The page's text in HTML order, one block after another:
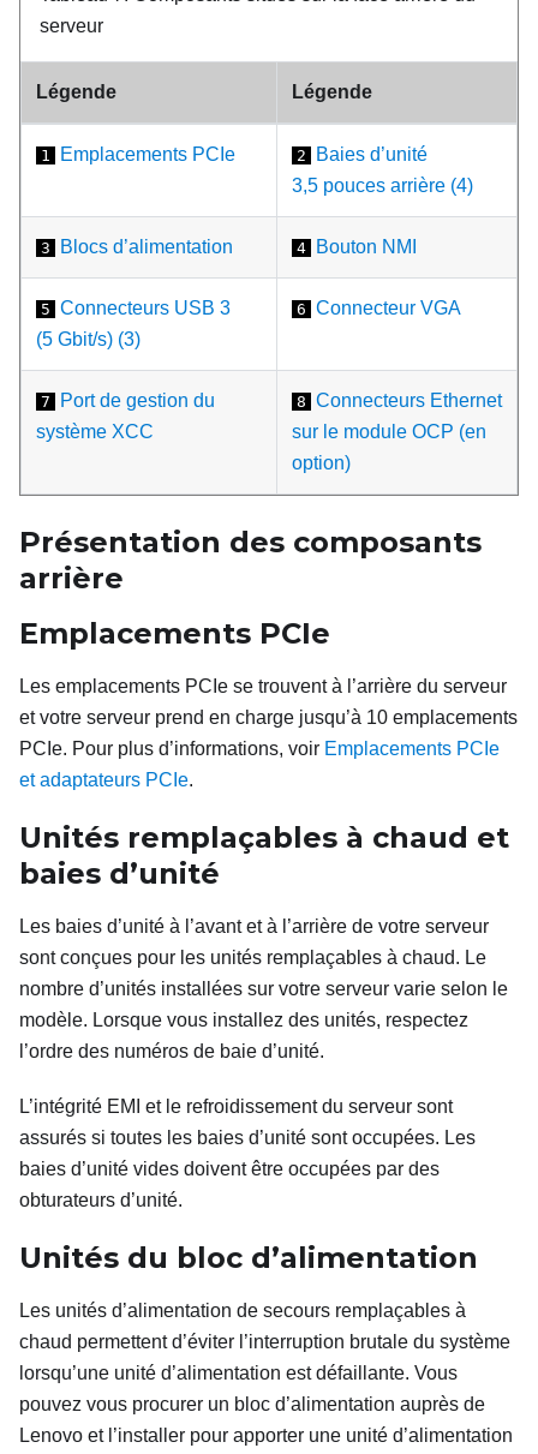
serveur
Légende Légende
1 Emplacements PCIe 2
Baies d’unité
3,5 pouces arrière (4)
3 Blocs d’alimentation 4 Bouton NMI
5 Connecteurs USB 3
(5 Gbit/s) (3)
6 Connecteur VGA
7
Port de gestion du
système XCC
8 Connecteurs Ethernet
sur le module OCP (en
option)
Présentation des composants
arrière
Emplacements PCIe
Les emplacements PCIe se trouvent à l’arrière du serveur
et votre serveur prend en charge jusqu’à 10 emplacements
PCIe. Pour plus d’informations, voir Emplacements PCIe
et adaptateurs PCIe.
Unités remplaçables à chaud et
baies d’unité
Les baies d’unité à l’avant et à l’arrière de votre serveur
sont conçues pour les unités remplaçables à chaud. Le
nombre d’unités installées sur votre serveur varie selon le
modèle. Lorsque vous installez des unités, respectez
l’ordre des numéros de baie d’unité.
L’intégrité EMI et le refroidissement du serveur sont
assurés si toutes les baies d’unité sont occupées. Les
baies d’unité vides doivent être occupées par des
obturateurs d’unité.
Unités du bloc d’alimentation
Les unités d’alimentation de secours remplaçables à
chaud permettent d’éviter l’interruption brutale du système
lorsqu’une unité d’alimentation est défaillante. Vous
pouvez vous procurer un bloc d’alimentation auprès de
Lenovo et l’installer pour apporter une unité d’alimentation